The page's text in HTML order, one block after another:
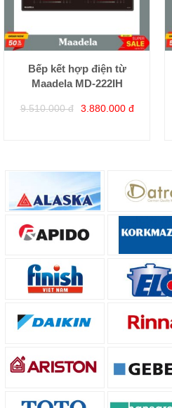
Bếp kết hợp điện từ
Maadela MD-222IH
9.510.000 đ 3.880.000 đ